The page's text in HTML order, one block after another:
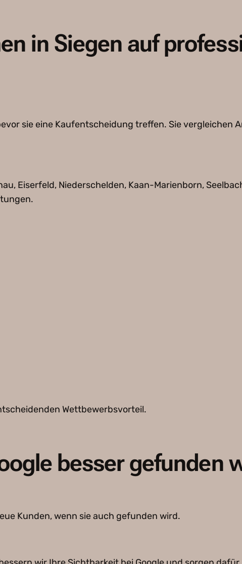
in Siegen auf
sie eine Kaufentscheidung treffen. Sie vergleichen
Eiserfeld, Niederschelden, Kaan-Marienborn,
Wettbewerbsvorteil.
besser gefunden
Kunden, wenn sie auch gefunden wird.